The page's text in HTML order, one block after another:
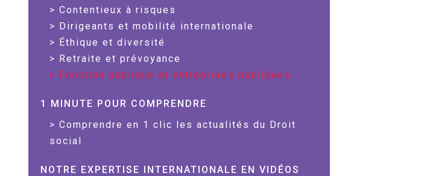
Contentieux à risques
Dirigeants et mobilité internationale
Éthique et diversité
Retraite et prévoyance
Fonction publique et entreprises publiques
1 MINUTE POUR COMPRENDRE
Comprendre en 1 clic les actualités du Droit
social
NOTRE EXPERTISE INTERNATIONALE EN VIDÉOS